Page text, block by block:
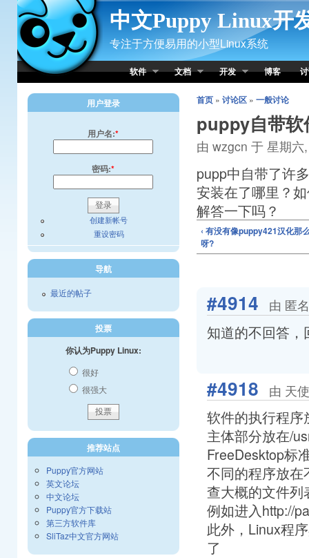
Skip to Content
中文Puppy Linux开
专注于方便易用的小型Linux系统
软件 文档 开发 博客
首页» 讨论区» 一般讨论
puppy自带软
由 wzgcn 于 星期
pupp中自带了许
安装在了哪里？
解答一下吗？
‹ 有没有像puppy421汉化那
呀?
#4914 由 匿
知道的不回答
#4918 由 天
软件的执行程序
主体部分放在/
FreeDesktop标
不同的程序放在
查大概的文件列
例如进入http://
此外，Linux程
了
用户登录
用户名:*
密码:*
创建新帐号
重设密码
导航
最近的帖子
投票
你认为Puppy Linux:
很好
很强大
推荐站点
Puppy官方网站
英文论坛
中文论坛
Puppy官方下载站
第三方软件库
SliTaz中文官方网站